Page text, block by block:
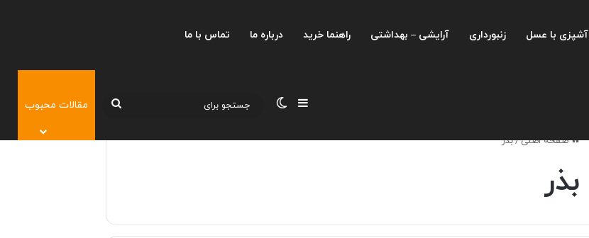
آشپزی با عسل زنبورداری آرایشی – بهداشتی راهنما خرید درباره ما تماس با ما
نوارکناریتغییر پوسته
جستجومقالات محبوب
صفحه اصلی/بذر
بذر